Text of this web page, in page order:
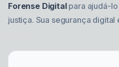
Forense Digitalpara ajudá-lo
justiça. Sua segurança